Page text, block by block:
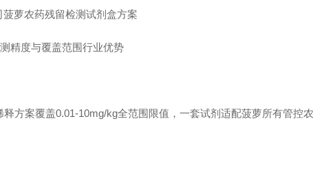
萝农药残留检测试剂盒方案
精度与覆盖范围行业优势
方案覆盖0.01-10mg/kg全范围限值，一套试剂适配菠萝所有管控